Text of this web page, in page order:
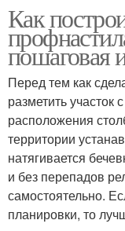
Как
пошаговая
Перед тем как
разметить участок
расположения
территории
натягивается
и без перепадов
самостоятельно.
планировки, то